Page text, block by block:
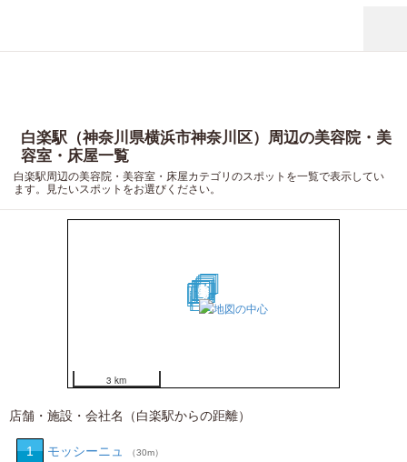
白楽駅（神奈川県横浜市神奈川区）周辺の美容院・美
容室・床屋一覧
白楽駅周辺の美容院・美容室・床屋カテゴリのスポットを一覧で表示してい
ます。見たいスポットをお選びください。
1
23
45
6
7
8
910
11
12
13
1415
16
17
18
19
20
3 km
店舗・施設・会社名（白楽駅からの距離）
1 モッシーニュ （30m）